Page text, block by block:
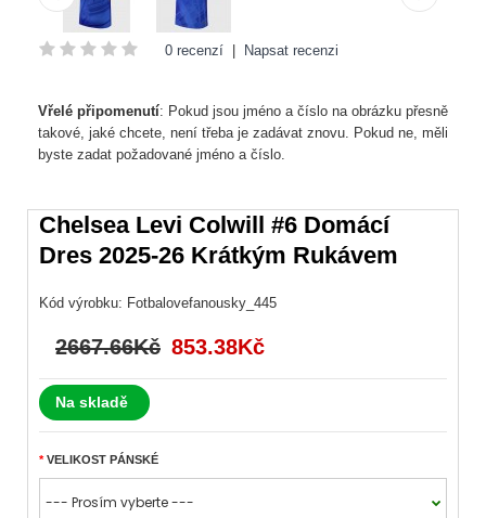
0 recenzí Napsat recenzi
Vřelé připomenutí: Pokud jsou jméno a číslo na obrázku přesně
takové, jaké chcete, není třeba je zadávat znovu. Pokud ne, měli
byste zadat požadované jméno a číslo.
Chelsea Levi Colwill #6 Domácí
Dres 2025-26 Krátkým Rukávem
Kód výrobku: Fotbalovefanousky_445
2667.66Kč 853.38Kč
Na skladě
VELIKOST PÁNSKÉ